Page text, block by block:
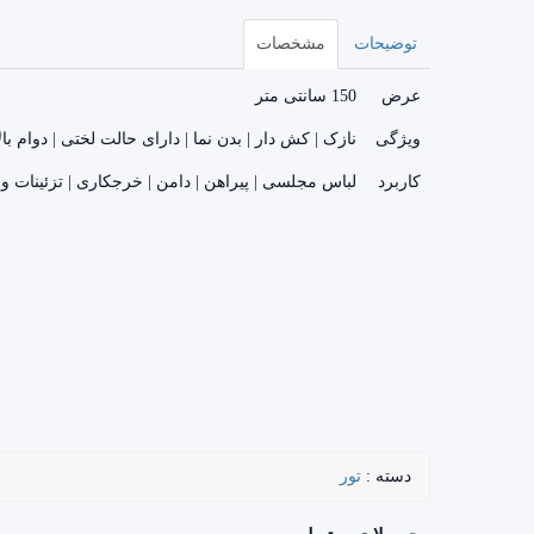
توضیحات مشخصات
عرض 150 سانتی متر
ویژگی نازک | کش دار | بدن نما | دارای حالت لختی | دوام
کاربرد لباس مجلسی | پیراهن | دامن | خرجکاری | تزئینات
دسته : تور